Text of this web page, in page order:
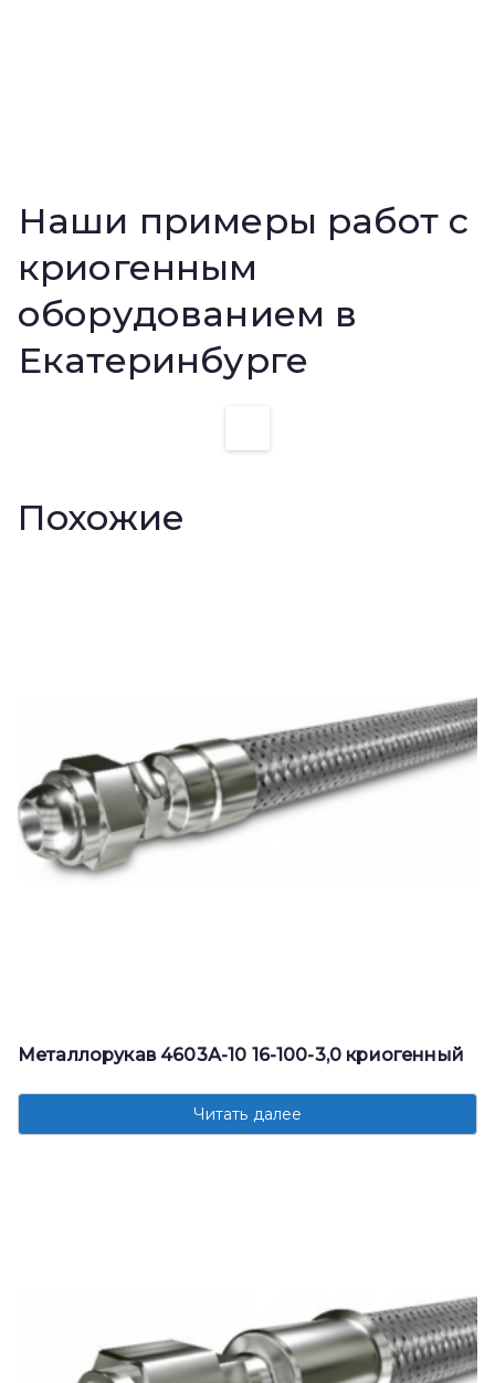
Наши примеры работ с
криогенным
оборудованием в
Екатеринбурге
Похожие
Металлорукав 4603А-10 16-100-3,0 криогенный
Читать далее